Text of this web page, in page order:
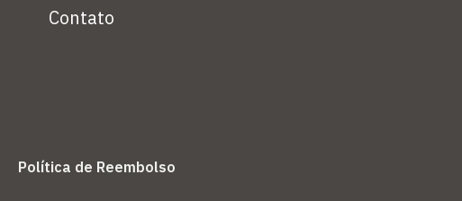
Contato
Política de Reembolso